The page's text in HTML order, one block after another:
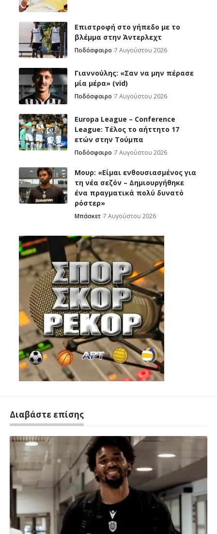
Επιστροφή στο γήπεδο με το
βλέμμα στην Άντερλεχτ
Ποδόσφαιρο 7 Αυγούστου 2026
Γιαννούλης: «Σαν να μην πέρασε
μία μέρα» (vid)
Ποδόσφαιρο 7 Αυγούστου 2026
Europa League – Conference
League: Τέλος το αήττητο 17
ετών στην Τούμπα
Ποδόσφαιρο 7 Αυγούστου 2026
Μουρ: «Είμαι ενθουσιασμένος για
τη νέα σεζόν – Δημιουργήθηκε
ένα πραγματικά πολύ δυνατό
ρόστερ»
Μπάσκετ 7 Αυγούστου 2026
Διαβάστε επίσης